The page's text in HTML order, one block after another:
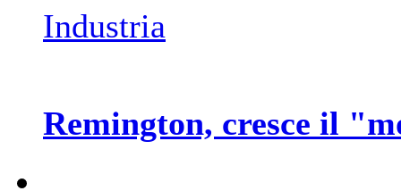
Industria
Remington, cresce il